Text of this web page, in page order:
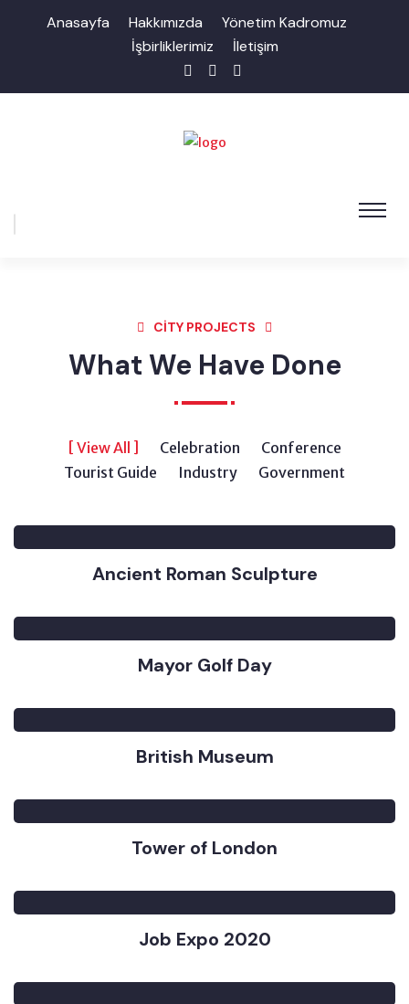
Anasayfa Hakkımızda
Yönetim Kadromuz
İşbirliklerimiz
İletişim
CITY PROJECTS
What We Have Done
[ View All ] Celebration
Conference
Tourist Guide
Industry Government
Ancient Roman Sculpture
Mayor Golf Day
British Museum
Tower of London
Job Expo 2020